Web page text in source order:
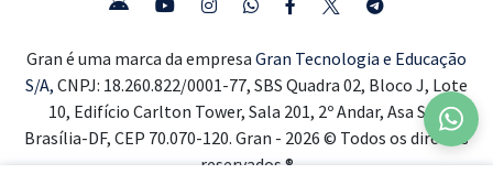
Gran é uma marca da empresa Gran Tecnologia e Educação
S/A, CNPJ: 18.260.822/0001-77, SBS Quadra 02, Bloco J, Lote
10, Edifício Carlton Tower, Sala 201, 2º Andar, Asa Sul,
Brasília-DF, CEP 70.070-120. Gran - 2026 © Todos os direitos
reservados ®